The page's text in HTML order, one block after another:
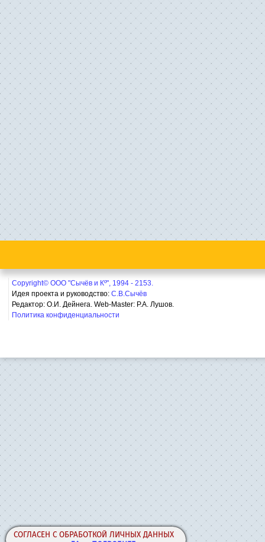
СОГЛАСЕН С ОБРАБОТКОЙ ЛИЧНЫХ ДАННЫХ
Copyright© ООО "Сычёв и Кº", 1994 - 2153.
Идея проекта и руководство: С.В.Сычёв
Редактор: О.И. Дейнега. Web-Master: Р.А. Лушов.
Политика конфиденциальности